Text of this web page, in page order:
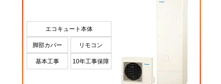
エコキュート本体
脚部カバー リモコン
基本工事 10年工事保障